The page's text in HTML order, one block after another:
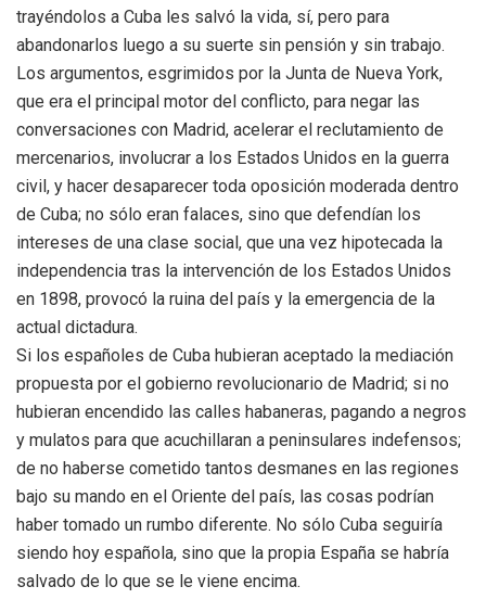
trayéndolos a Cuba les salvó la vida, sí, pero para
abandonarlos luego a su suerte sin pensión y sin trabajo.
Los argumentos, esgrimidos por la Junta de Nueva York,
que era el principal motor del conflicto, para negar las
conversaciones con Madrid, acelerar el reclutamiento de
mercenarios, involucrar a los Estados Unidos en la guerra
civil, y hacer desaparecer toda oposición moderada dentro
de Cuba; no sólo eran falaces, sino que defendían los
intereses de una clase social, que una vez hipotecada la
independencia tras la intervención de los Estados Unidos
en 1898, provocó la ruina del país y la emergencia de la
actual dictadura.
Si los españoles de Cuba hubieran aceptado la mediación
propuesta por el gobierno revolucionario de Madrid; si no
hubieran encendido las calles habaneras, pagando a negros
y mulatos para que acuchillaran a peninsulares indefensos;
de no haberse cometido tantos desmanes en las regiones
bajo su mando en el Oriente del país, las cosas podrían
haber tomado un rumbo diferente. No sólo Cuba seguiría
siendo hoy española, sino que la propia España se habría
salvado de lo que se le viene encima.